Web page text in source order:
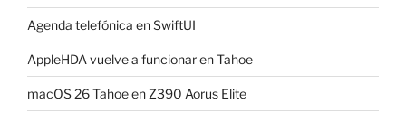
Agenda telefónica en SwiftUI
AppleHDA vuelve a funcionar en Tahoe
macOS 26 Tahoe en Z390 Aorus Elite